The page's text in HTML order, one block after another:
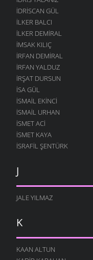
IDRISCAN GÜL
İLKER BALCI
İLKER DEMIRAL
İMSAK KILIÇ
İRFAN DEMIRAL
İRFAN YALDUZ
İRŞAT DURSUN
ISA GÜL
ISMAIL EKINCI
İSMAIL URHAN
İSMET ACI
ISMET KAYA
İSRAFIL ŞENTÜRK
J
JALE YILMAZ
K
KAAN ALTUN